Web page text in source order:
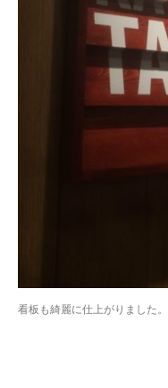
看板も綺麗に仕上がりました。